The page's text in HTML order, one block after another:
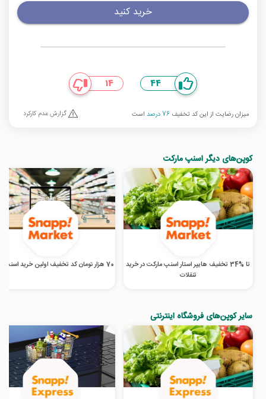
خرید کنید
44
14
میزان رضایت از این کد تخفیف 76 درصد است گزارش عدم کارکرد
کوپن‌های دیگر اسنپ مارکت
تا %34 تخفیف هایپر استار اسنپ مارکت در خرید
تنقلات
70 هزار تومان کد تخفیف اولین خرید اسنپ مارکت
سایر کوپن‌های فروشگاه اینترنتی